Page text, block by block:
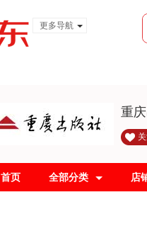
更多导航
重
首页 全部分类 店